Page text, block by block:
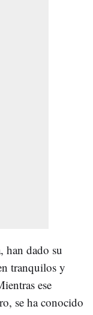
han dado su
tranquilos y
ese
se ha conocido